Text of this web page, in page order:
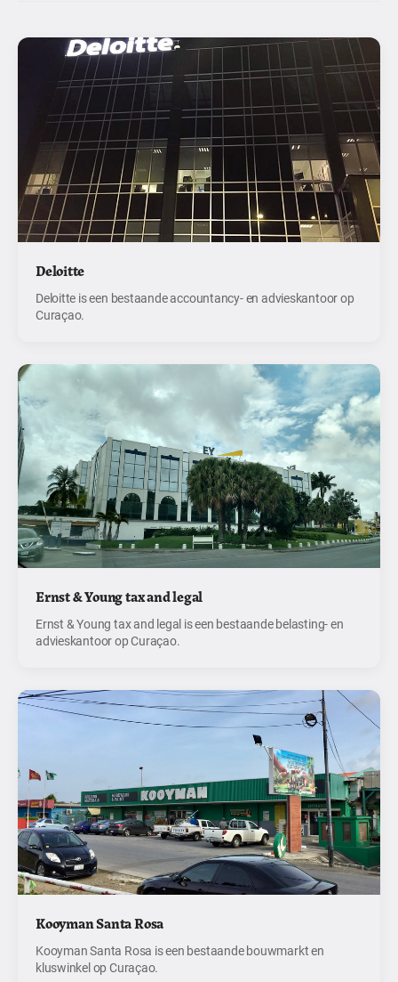
Deloitte
Deloitte is een bestaande accountancy- en advieskantoor op
Curaçao.
Ernst & Young tax and legal
Ernst & Young tax and legal is een bestaande belasting- en
advieskantoor op Curaçao.
Kooyman Santa Rosa
Kooyman Santa Rosa is een bestaande bouwmarkt en
kluswinkel op Curaçao.